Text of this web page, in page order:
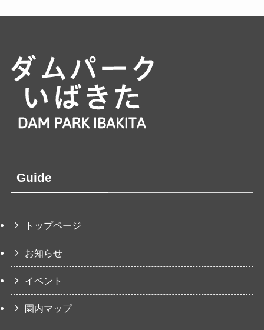
Guide
トップページ
お知らせ
イベント
園内マップ